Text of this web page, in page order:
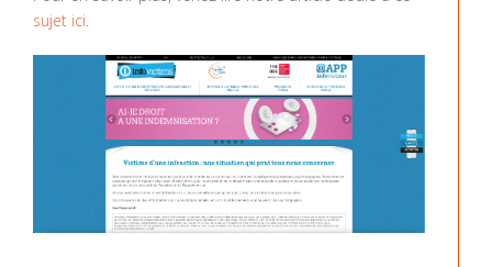
sujet ici